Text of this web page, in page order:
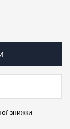
знижки